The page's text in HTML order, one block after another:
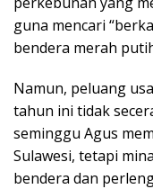
guna mencari
bendera merah
Namun, peluang
tahun ini tidak
seminggu Agus
Sulawesi, tetapi
bendera dan